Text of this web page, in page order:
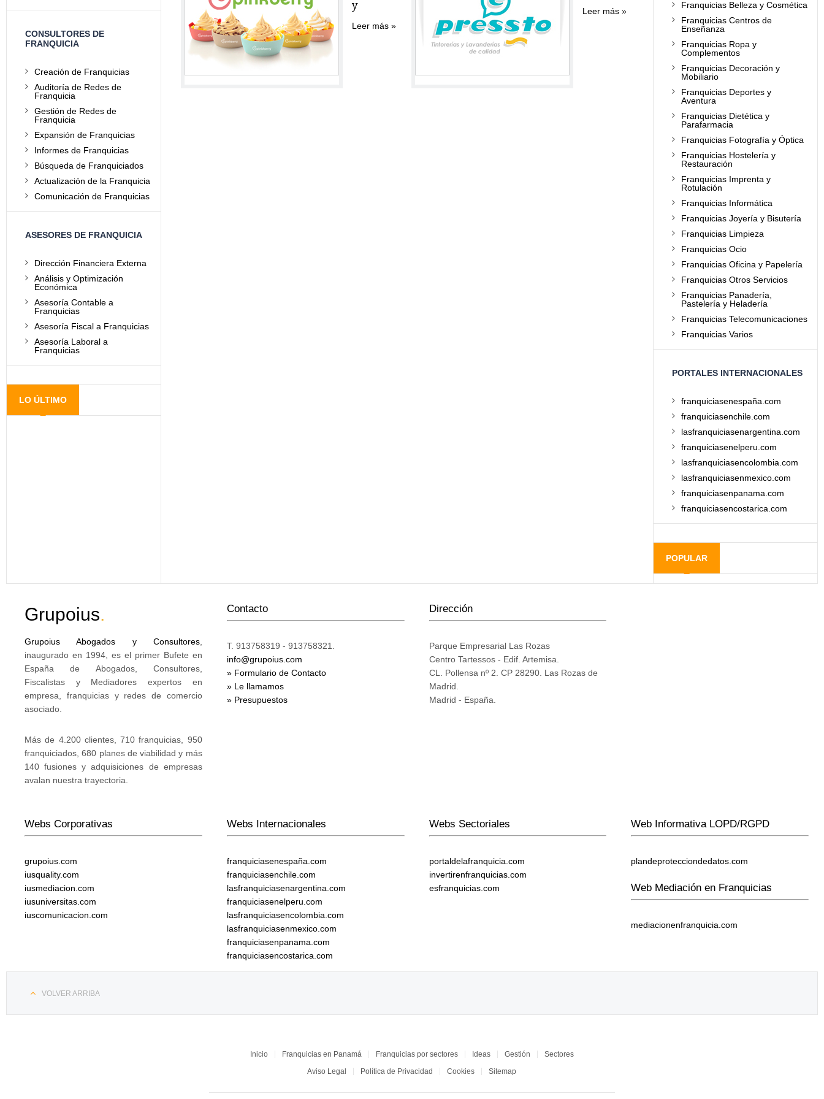
y
Leer más
Leer más
Franquicias Belleza y Cosmética
Franquicias Centros de
Enseñanza
Franquicias Ropa y
Complementos
Franquicias Decoración y
Mobiliario
Franquicias Deportes y
Aventura
Franquicias Dietética y
Parafarmacia
Franquicias Fotografía y Óptica
Franquicias Hostelería y
Restauración
Franquicias Imprenta y
Rotulación
Franquicias Informática
Franquicias Joyería y Bisutería
Franquicias Limpieza
Franquicias Ocio
Franquicias Oficina y Papelería
Franquicias Otros Servicios
Franquicias Panadería,
Pastelería y Heladería
Franquicias Telecomunicaciones
Franquicias Varios
PORTALES INTERNACIONALES
franquiciasenespaña.com
franquiciasenchile.com
lasfranquiciasenargentina.com
franquiciasenelperu.com
lasfranquiciasencolombia.com
lasfranquiciasenmexico.com
franquiciasenpanama.com
franquiciasencostarica.com
POPULAR
CONSULTORES DE
FRANQUICIA
Creación de Franquicias
Auditoría de Redes de
Franquicia
Gestión de Redes de
Franquicia
Expansión de Franquicias
Informes de Franquicias
Búsqueda de Franquiciados
Actualización de la Franquicia
Comunicación de Franquicias
ASESORES DE FRANQUICIA
Dirección Financiera Externa
Análisis y Optimización
Económica
Asesoría Contable a
Franquicias
Asesoría Fiscal a Franquicias
Asesoría Laboral a
Franquicias
LO ÚLTIMO
Grupoius.
Grupoius Abogados y Consultores,
inaugurado en 1994, es el primer Bufete en
España de Abogados, Consultores,
Fiscalistas y Mediadores expertos en
empresa, franquicias y redes de comercio
asociado.
Más de 4.200 clientes, 710 franquicias, 950
franquiciados, 680 planes de viabilidad y más
140 fusiones y adquisiciones de empresas
avalan nuestra trayectoria.
Contacto
T. 913758319 - 913758321.
info@grupoius.com
» Formulario de Contacto
» Le llamamos
» Presupuestos
Dirección
Parque Empresarial Las Rozas
Centro Tartessos - Edif. Artemisa.
CL. Pollensa nº 2. CP 28290. Las Rozas de
Madrid.
Madrid - España.
Webs Corporativas
grupoius.com
iusquality.com
iusmediacion.com
iusuniversitas.com
iuscomunicacion.com
Webs Internacionales
franquiciasenespaña.com
franquiciasenchile.com
lasfranquiciasenargentina.com
franquiciasenelperu.com
lasfranquiciasencolombia.com
lasfranquiciasenmexico.com
franquiciasenpanama.com
franquiciasencostarica.com
Webs Sectoriales
portaldelafranquicia.com
invertirenfranquicias.com
esfranquicias.com
Web Informativa LOPD/RGPD
plandeprotecciondedatos.com
Web Mediación en Franquicias
mediacionenfranquicia.com
VOLVER ARRIBA
Inicio Franquicias en Panamá Franquicias por sectores Ideas Gestión
Sectores
Aviso Legal
Política de Privacidad Cookies Sitemap